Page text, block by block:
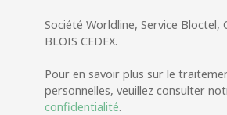
Société Worldline, Service Bloctel,
BLOIS CEDEX.
Pour en savoir plus sur le
personnelles, veuillez consulter
confidentialité.